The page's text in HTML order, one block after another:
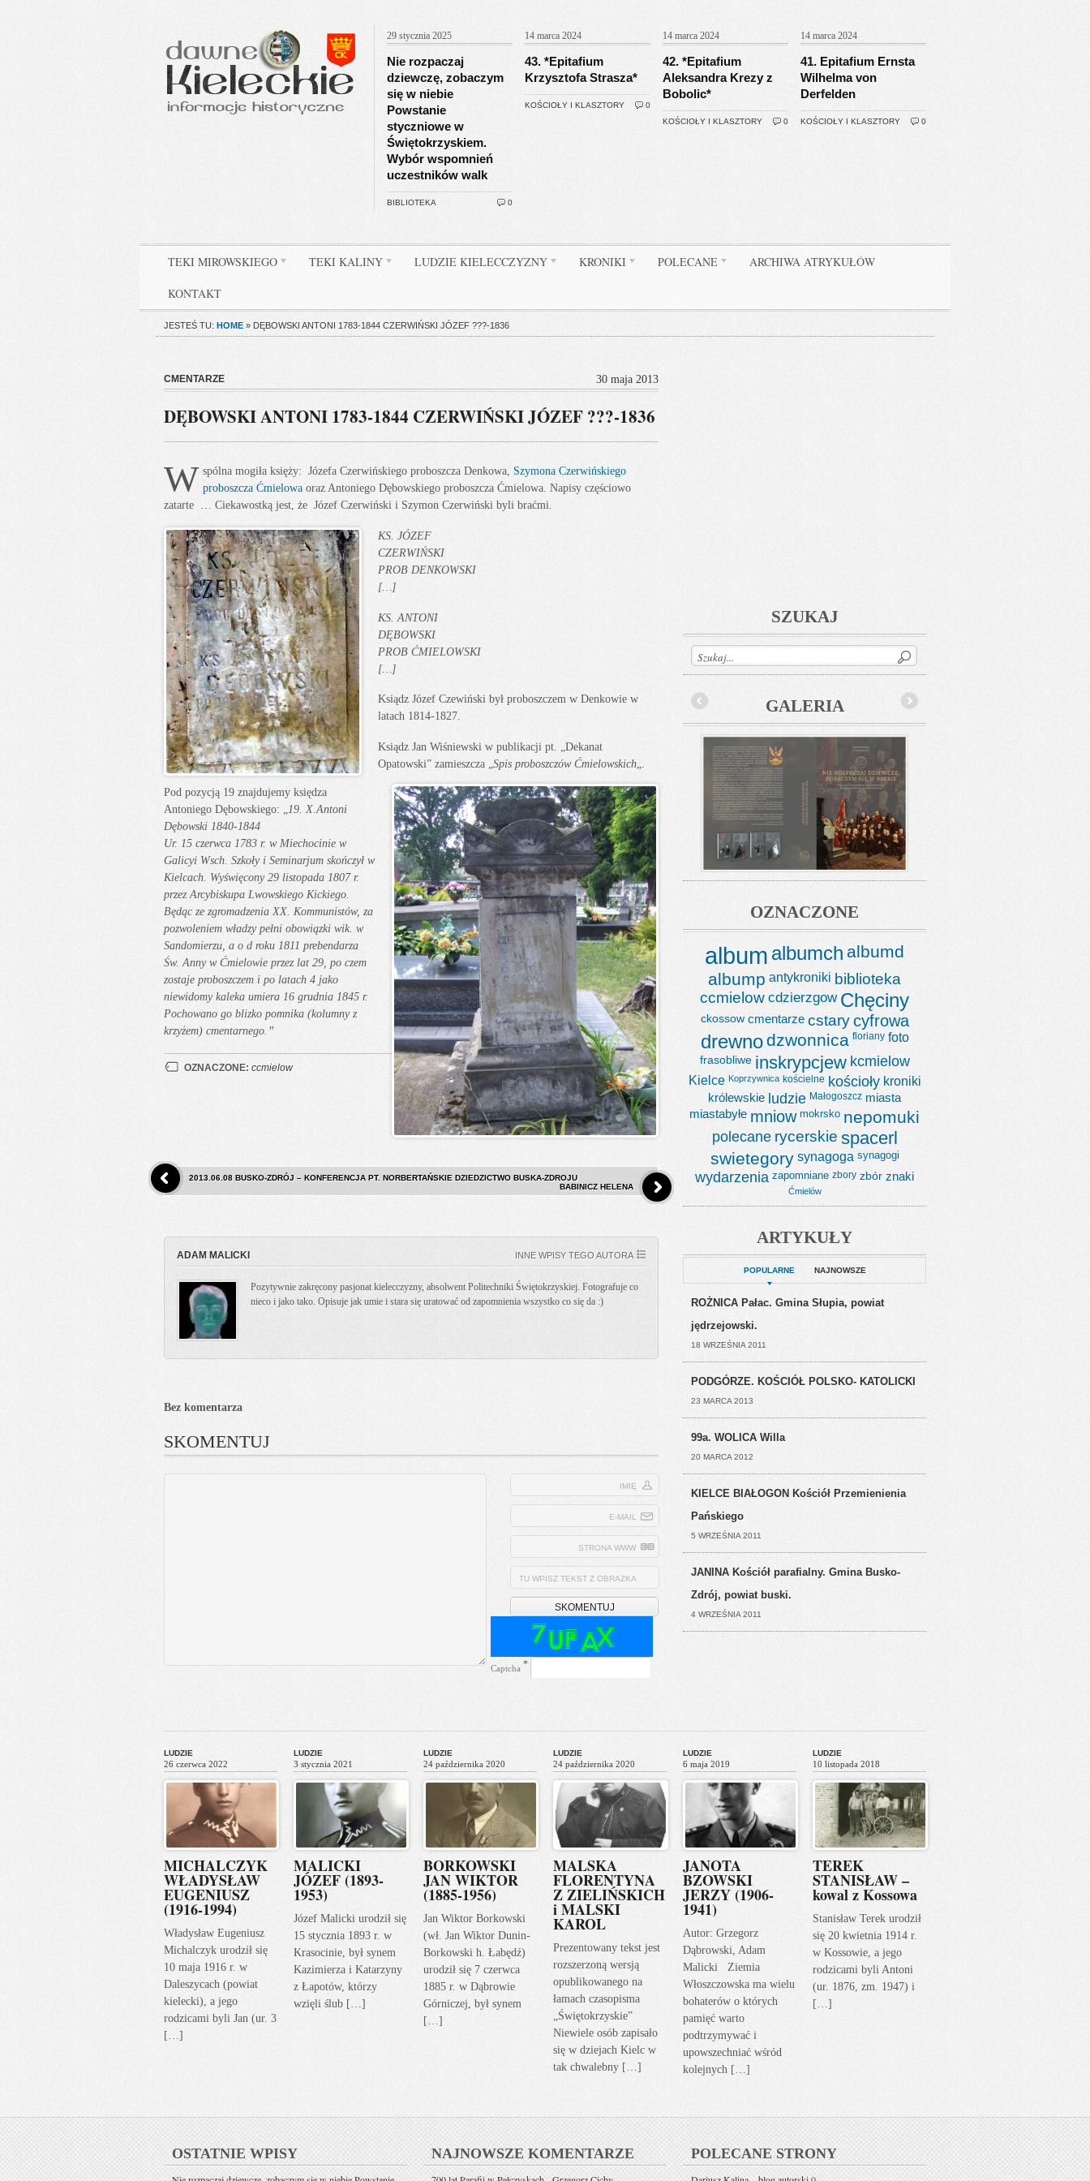
29 stycznia 2025
Nie rozpaczaj
dziewczę, zobaczym
się w niebie
Powstanie
styczniowe w
Świętokrzyskiem.
Wybór wspomnień
uczestników walk
BIBLIOTEKA 0
14 marca 2024
43. *Epitafium
Krzysztofa Strasza*
KOŚCIOŁY I KLASZTORY 0
14 marca 2024
42. *Epitafium
Aleksandra Krezy z
Bobolic*
KOŚCIOŁY I KLASZTORY 0
14 marca 2024
41. Epitafium Ernsta
Wilhelma von
Derfelden
KOŚCIOŁY I KLASZTORY 0
TEKI MIROWSKIEGO TEKI KALINY LUDZIE KIELECCZYZNY KRONIKI POLECANE ARCHIWA ATRYKUŁÓW
KONTAKT
JESTEŚ TU: HOME » DĘBOWSKI ANTONI 1783-1844 CZERWIŃSKI JÓZEF ???-1836
CMENTARZE 30 maja 2013
DĘBOWSKI ANTONI 1783-1844 CZERWIŃSKI JÓZEF ???-1836
W spólna mogiła księży: Józefa Czerwińskiego proboszcza Denkowa, Szymona Czerwińskiego
proboszcza Ćmielowa oraz Antoniego Dębowskiego proboszcza Ćmielowa. Napisy częściowo
zatarte … Ciekawostką jest, że Józef Czerwiński i Szymon Czerwiński byli braćmi.
KS. JÓZEF
CZERWIŃSKI
PROB DENKOWSKI
[…]
KS. ANTONI
DĘBOWSKI
PROB ĆMIELOWSKI
[…]
Ksiądz Józef Czewiński był proboszczem w Denkowie w
latach 1814-1827.
Ksiądz Jan Wiśniewski w publikacji pt. „Dekanat
Opatowski” zamieszcza „Spis proboszczów Ćmielowskich„.
Pod pozycją 19 znajdujemy księdza
Antoniego Dębowskiego: „
19. X.Antoni
Dębowski 1840-1844
Ur. 15 czerwca 1783 r. w Miechocinie w
Galicyi Wsch. Szkoły i Seminarjum skończył w
Kielcach. Wyświęcony 29 listopada 1807 r.
przez Arcybiskupa Lwowskiego Kickiego.
Będąc ze zgromadzenia XX. Kommunistów, za
pozwoleniem władzy pełni obowiązki wik. w
Sandomierzu, a o d roku 1811 prebendarza
Św. Anny w Ćmielowie przez lat 29, po czem
zostaje proboszczem i po latach 4 jako
niewidomy kaleka umiera 16 grudnia 1845 r.
Pochowano go blizko pomnika (kolumny z
krzyżem) cmentarnego.”
OZNACZONE: ccmielow
2013.06.08 BUSKO-ZDRÓJ – KONFERENCJA PT. NORBERTAŃSKIE DZIEDZICTWO BUSKA-ZDROJU
BABINICZ HELENA
ADAM MALICKI INNE WPISY TEGO AUTORA
Pozytywnie zakręcony pasjonat kielecczyzny, absolwent Politechniki Świętokrzyskiej. Fotografuje co
nieco i jako tako. Opisuje jak umie i stara się uratować od zapomnienia wszystko co się da :)
Bez komentarza
SKOMENTUJ
IMIĘ
E-MAIL
STRONA WWW
TU WPISZ TEKST Z OBRAZKA
Captcha *
SZUKAJ
GALERIA
OZNACZONE
album albumch albumd
albump antykroniki biblioteka
ccmielow cdzierzgow Chęciny
ckossow cmentarze cstary cyfrowa
drewnodzwonnica floriany foto
frasobliwe inskrypcjew kcmielow
Kielce Koprzywnica kościelne kościoły kroniki
królewskie ludzie Małogoszcz miasta
miastabyłe mniow mokrsko nepomuki
polecane rycerskie spacerl
swietegory synagoga synagogi
wydarzenia zapomniane zbory zbór znaki
Ćmielów
ARTYKUŁY
POPULARNE NAJNOWSZE
ROŻNICA Pałac. Gmina Słupia, powiat
jędrzejowski.
18 WRZEŚNIA 2011
PODGÓRZE. KOŚCIÓŁ POLSKO- KATOLICKI
23 MARCA 2013
99a. WOLICA Willa
20 MARCA 2012
KIELCE BIAŁOGON Kościół Przemienienia
Pańskiego
5 WRZEŚNIA 2011
JANINA Kościół parafialny. Gmina Busko-
Zdrój, powiat buski.
4 WRZEŚNIA 2011
LUDZIE
26 czerwca 2022
MICHALCZYK
WŁADYSŁAW
EUGENIUSZ
(1916-1994)
Władysław Eugeniusz
Michalczyk urodził się
10 maja 1916 r. w
Daleszycach (powiat
kielecki), a jego
rodzicami byli Jan (ur. 3
[…]
LUDZIE
3 stycznia 2021
MALICKI
JÓZEF (1893-
1953)
Józef Malicki urodził się
15 stycznia 1893 r. w
Krasocinie, był synem
Kazimierza i Katarzyny
z Łapotów, którzy
wzięli ślub […]
LUDZIE
24 października 2020
BORKOWSKI
JAN WIKTOR
(1885-1956)
Jan Wiktor Borkowski
(wł. Jan Wiktor Dunin-
Borkowski h. Łabędź)
urodził się 7 czerwca
1885 r. w Dąbrowie
Górniczej, był synem
[…]
LUDZIE
24 października 2020
MALSKA
FLORENTYNA
Z ZIELIŃSKICH
i MALSKI
KAROL
Prezentowany tekst jest
rozszerzoną wersją
opublikowanego na
łamach czasopisma
„Świętokrzyskie”
Niewiele osób zapisało
się w dziejach Kielc w
tak chwalebny […]
LUDZIE
6 maja 2019
JANOTA
BZOWSKI
JERZY (1906-
1941)
Autor: Grzegorz
Dąbrowski, Adam
Malicki Ziemia
Włoszczowska ma wielu
bohaterów o których
pamięć warto
podtrzymywać i
upowszechniać wśród
kolejnych […]
LUDZIE
10 listopada 2018
TEREK
STANISŁAW –
kowal z Kossowa
Stanisław Terek urodził
się 20 kwietnia 1914 r.
w Kossowie, a jego
rodzicami byli Antoni
(ur. 1876, zm. 1947) i
[…]
OSTATNIE WPISY NAJNOWSZE KOMENTARZE POLECANE STRONY